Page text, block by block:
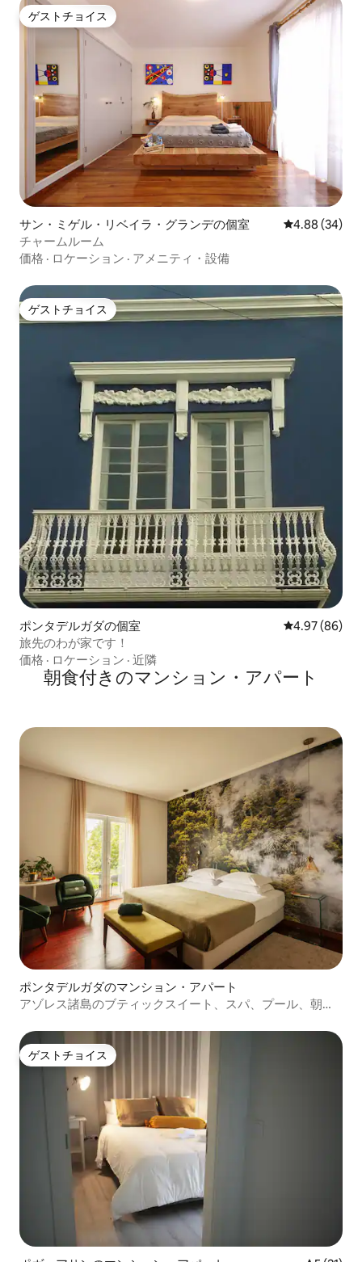
ゲストチョイス
ゲストチョイス
サン・ミゲル・リベイラ・グランデの個室 レビュー34
4.88 (34)
チャームルーム
価格 · ロケーション · アメニティ・設備
ゲストチョイス
ゲストチョイス
ポンタデルガダの個室 レビュー86
4.97 (86)
旅先のわが家です！
価格 · ロケーション · 近隣
朝食付きのマンション・アパート
ポンタデルガダのマンション・アパート
アゾレス諸島のブティックスイート、スパ、プール、朝食
ゲストチョイス
ゲストチョイス